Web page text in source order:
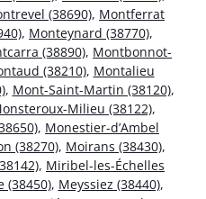
(38690), Montferrat
, Monteynard (38770),
(38890), Montbonnot-
(38210), Montalieu
, Mont-Saint-Martin (38120),
Milieu (38122),
, Monestier-d’Ambel
(38270), Moirans (38430),
, Miribel-les-Échelles
(38450), Meyssiez (38440),